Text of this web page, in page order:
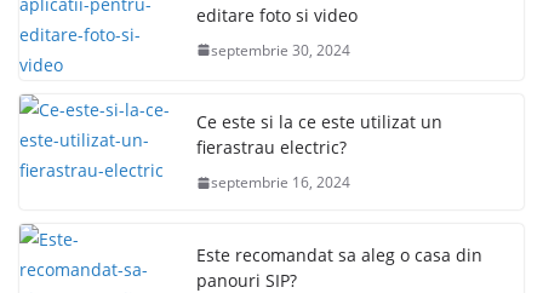
editare foto si video
septembrie 30, 2024
Ce este si la ce este utilizat un
fierastrau electric?
septembrie 16, 2024
Este recomandat sa aleg o casa din
panouri SIP?